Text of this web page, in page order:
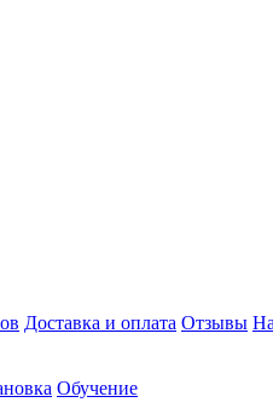
Доставка и оплата Отзывы
Обучение